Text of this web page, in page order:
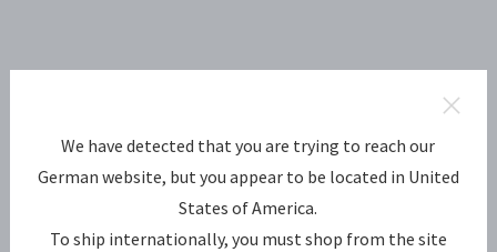
We have detected that you are trying to reach our
German website, but you appear to be located in United
States of America.
To ship internationally, you must shop from the site